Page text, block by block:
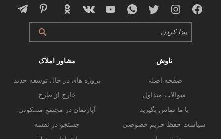
ناوش
صفحه اصلی
سوالات متداول
با ما تماس بگیرید
سیاست حفظ حریم خصوصی
مشاور املاک
پروژه های در حال توسعه جدید
خارج از طرح
آپارتمان در مجتمع مسکونی
جستجو در نقشه